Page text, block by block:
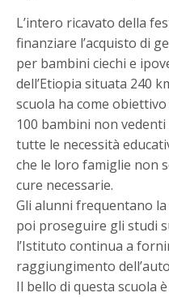
L’intero ricavato della
finanziare l’acquisto di
per bambini ciechi e
dell’Etiopia situata 240
scuola ha come
100 bambini non
tutte le necessità
che le loro famiglie non
cure necessarie.
Gli alunni frequentano la
poi proseguire gli studi
l’Istituto continua a
raggiungimento
Il bello di questa scuola